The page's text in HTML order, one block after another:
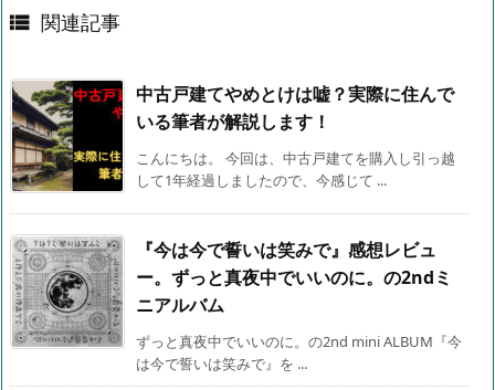
 関連記事
中古戸建てやめとけは嘘？実際に住んで
いる筆者が解説します！
こんにちは。 今回は、中古戸建てを購入し引っ越
して1年経過しましたので、今感じて ...
『今は今で誓いは笑みで』感想レビュ
ー。ずっと真夜中でいいのに。の2ndミ
ニアルバム
ずっと真夜中でいいのに。の2nd mini ALBUM『今
は今で誓いは笑みで』を ...